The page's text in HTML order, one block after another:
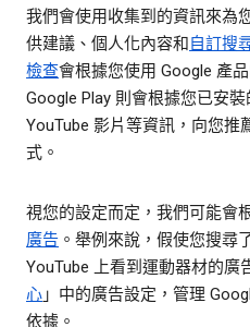
我們會使用收集到的資訊來為
供建議、個人化內容和自訂搜
檢查會根據您使用 Google 產
Google Play 則會根據您已安
YouTube 影片等資訊，向您推
式。
視您的設定而定，我們可能會
廣告 。舉例來說，假使您搜尋
YouTube 上看到運動器材的廣
心 」中的廣告設定，管理
依據。